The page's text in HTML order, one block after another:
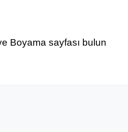
Boyama sayfası bulun